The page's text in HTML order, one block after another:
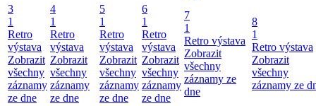
3
1
Retro
výstava
Zobrazit
všechny
záznamy
ze dne
4
1
Retro
výstava
Zobrazit
všechny
záznamy
ze dne
5
1
Retro
výstava
Zobrazit
všechny
záznamy
ze dne
6
1
Retro
výstava
Zobrazit
všechny
záznamy
ze dne
7
1
Retro výstava
Zobrazit
všechny
záznamy ze
dne
8
1
Retro výstava
Zobrazit
všechny
záznamy ze